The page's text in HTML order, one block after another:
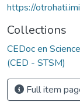
https://
Collections
CEDoc en
(CED - STSM)
Full item